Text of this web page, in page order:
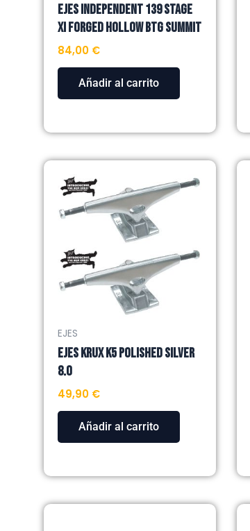
EJES INDEPENDENT 139 STAGE
XI FORGED HOLLOW BTG SUMMIT
84,00 €
Añadir al carrito
EJES
EJES KRUX K5 POLISHED SILVER
8.0
49,90 €
Añadir al carrito